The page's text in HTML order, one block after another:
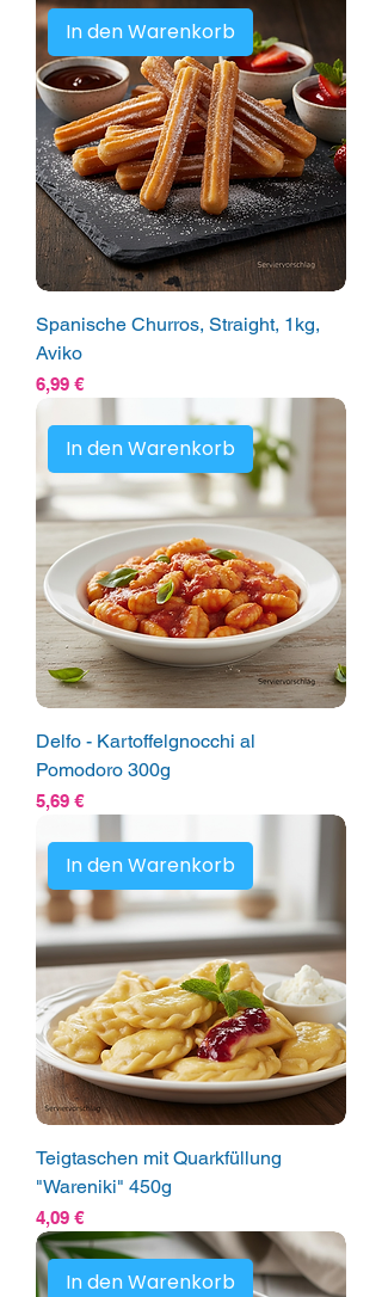
In den Warenkorb
Spanische Churros, Straight, 1kg,
Aviko
Preis
6,99 €
In den Warenkorb
Delfo - Kartoffelgnocchi al
Pomodoro 300g
Preis
5,69 €
In den Warenkorb
Teigtaschen mit Quarkfüllung
"Wareniki" 450g
Preis
4,09 €
In den Warenkorb